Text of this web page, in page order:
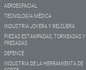
AEROESPACIAL
TECNOLOGÍA MÉDICA
INDUSTRIA JOYERA Y RELOJERA
PIEZAS ESTAMPADAS, TORNEADAS Y
FRESADAS
DEFENCE
INDUSTRIA DE LA HERRAMIENTA DE